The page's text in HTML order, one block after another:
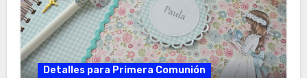
Detalles para Primera Comunión